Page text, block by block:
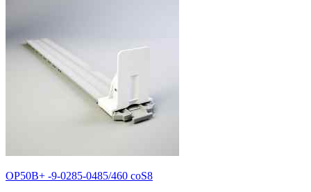
OP50B+ -9-0285-0485/460 coS8